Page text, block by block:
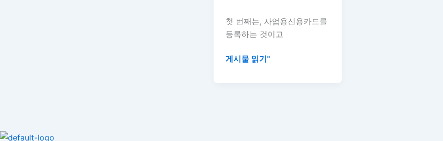
첫 번째는, 사업용신용카드를
등록하는 것이고
법
게시물 읽기"